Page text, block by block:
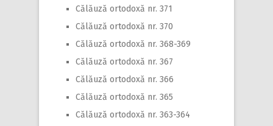
Călăuză ortodoxă nr. 371
Călăuză ortodoxă nr. 370
Călăuză ortodoxă nr. 368-369
Călăuză ortodoxă nr. 367
Călăuză ortodoxă nr. 366
Călăuză ortodoxă nr. 365
Călăuză ortodoxă nr. 363-364